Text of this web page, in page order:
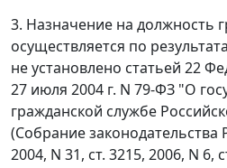
3. Назначение на должность
осуществляется по
не установлено статьей 22
27 июля 2004 г. N 79-ФЗ "О
гражданской службе
(Собрание
2004, N 31, ст. 3215, 2006, N 6,